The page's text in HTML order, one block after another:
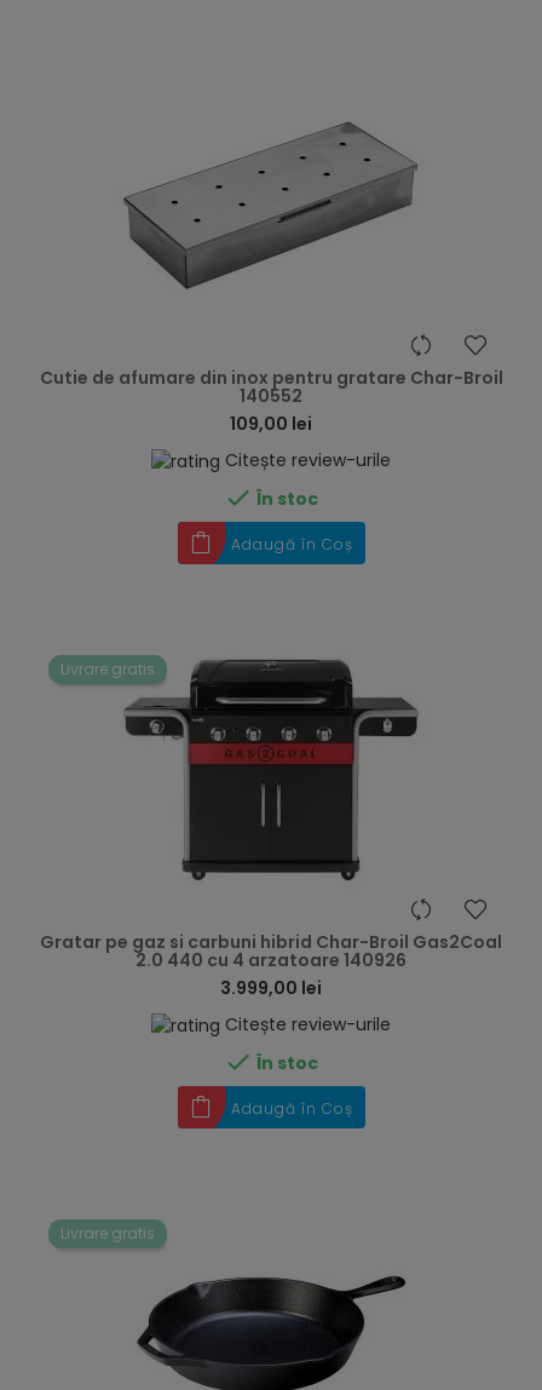
Cutie de afumare din inox pentru gratare Char-Broil
140552
109,00 lei
Citește review-urile
 În stoc
Adaugă în Coș
Livrare gratis
Gratar pe gaz si carbuni hibrid Char-Broil Gas2Coal
2.0 440 cu 4 arzatoare 140926
3.999,00 lei
Citește review-urile
 În stoc
Adaugă în Coș
Livrare gratis